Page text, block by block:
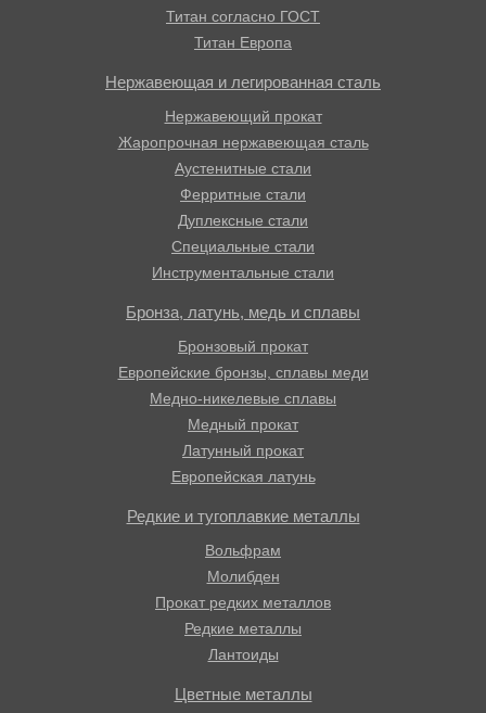
Титан согласно ГОСТ
Титан Европа
Нержавеющая и легированная сталь
Нержавеющий прокат
Жаропрочная нержавеющая сталь
Аустенитные стали
Ферритные стали
Дуплексные стали
Специальные стали
Инструментальные стали
Бронза, латунь, медь и сплавы
Бронзовый прокат
Европейские бронзы, сплавы меди
Медно-никелевые сплавы
Медный прокат
Латунный прокат
Европейская латунь
Редкие и тугоплавкие металлы
Вольфрам
Молибден
Прокат редких металлов
Редкие металлы
Лантоиды
Цветные металлы